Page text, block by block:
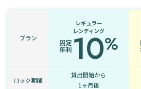
プラン
レギュラー
レンディング
固定
年利10%
ロック期間
貸出開始から
1ヶ月後